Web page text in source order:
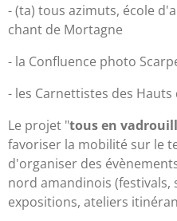
- (ta) tous azimuts, école
chant de Mortagne
- la Confluence photo
- les Carnettistes des Hauts
Le projet "tous en
favoriser la mobilité sur le
d'organiser des
nord amandinois (festivals,
expositions, ateliers